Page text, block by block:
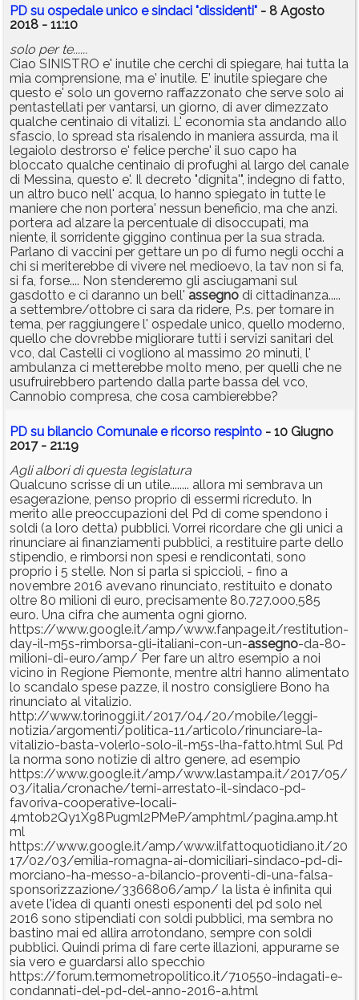
PD su ospedale unico e sindaci "dissidenti" - 8 Agosto
2018 - 11:10
solo per te......
Ciao SINISTRO e' inutile che cerchi di spiegare, hai tutta la
mia comprensione, ma e' inutile. E' inutile spiegare che
questo e' solo un governo raffazzonato che serve solo ai
pentastellati per vantarsi, un giorno, di aver dimezzato
qualche centinaio di vitalizi. L' economia sta andando allo
sfascio, lo spread sta risalendo in maniera assurda, ma il
legaiolo destrorso e' felice perche' il suo capo ha
bloccato qualche centinaio di profughi al largo del canale
di Messina, questo e'. Il decreto "dignita'", indegno di fatto,
un altro buco nell' acqua, lo hanno spiegato in tutte le
maniere che non portera' nessun beneficio, ma che anzi.
portera ad alzare la percentuale di disoccupati, ma
niente, il sorridente giggino continua per la sua strada.
Parlano di vaccini per gettare un po di fumo negli occhi a
chi si meriterebbe di vivere nel medioevo, la tav non si fa,
si fa, forse.... Non stenderemo gli asciugamani sul
gasdotto e ci daranno un bell' assegno di cittadinanza.....
a settembre/ottobre ci sara da ridere, P.s. per tornare in
tema, per raggiungere l' ospedale unico, quello moderno,
quello che dovrebbe migliorare tutti i servizi sanitari del
vco, dal Castelli ci vogliono al massimo 20 minuti, l'
ambulanza ci metterebbe molto meno, per quelli che ne
usufruirebbero partendo dalla parte bassa del vco,
Cannobio compresa, che cosa cambierebbe?
PD su bilancio Comunale e ricorso respinto - 10 Giugno
2017 - 21:19
Agli albori di questa legislatura
Qualcuno scrisse di un utile........ allora mi sembrava un
esagerazione, penso proprio di essermi ricreduto. In
merito alle preoccupazioni del Pd di come spendono i
soldi (a loro detta) pubblici. Vorrei ricordare che gli unici a
rinunciare ai finanziamenti pubblici, a restituire parte dello
stipendio, e rimborsi non spesi e rendicontati, sono
proprio i 5 stelle. Non si parla si spiccioli, - fino a
novembre 2016 avevano rinunciato, restituito e donato
oltre 80 milioni di euro, precisamente 80.727.000,585
euro. Una cifra che aumenta ogni giorno.
https://www.google.it/amp/www.fanpage.it/restitution-
day-il-m5s-rimborsa-gli-italiani-con-un-assegno-da-80-
milioni-di-euro/amp/ Per fare un altro esempio a noi
vicino in Regione Piemonte, mentre altri hanno alimentato
lo scandalo spese pazze, il nostro consigliere Bono ha
rinunciato al vitalizio.
http://www.torinoggi.it/2017/04/20/mobile/leggi-
notizia/argomenti/politica-11/articolo/rinunciare-la-
vitalizio-basta-volerlo-solo-il-m5s-lha-fatto.html Sul Pd
la norma sono notizie di altro genere, ad esempio
https://www.google.it/amp/www.lastampa.it/2017/05/
03/italia/cronache/terni-arrestato-il-sindaco-pd-
favoriva-cooperative-locali-
4mtob2Qy1X98Pugml2PMeP/amphtml/pagina.amp.ht
ml
https://www.google.it/amp/www.ilfattoquotidiano.it/20
17/02/03/emilia-romagna-ai-domiciliari-sindaco-pd-di-
morciano-ha-messo-a-bilancio-proventi-di-una-falsa-
sponsorizzazione/3366806/amp/ la lista è infinita qui
avete l'idea di quanti onesti esponenti del pd solo nel
2016 sono stipendiati con soldi pubblici, ma sembra no
bastino mai ed allira arrotondano, sempre con soldi
pubblici. Quindi prima di fare certe illazioni, appurarne se
sia vero e guardarsi allo specchio
https://forum.termometropolitico.it/710550-indagati-e-
condannati-del-pd-del-anno-2016-a.html